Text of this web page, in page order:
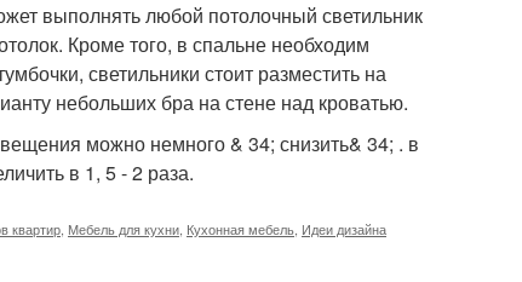
выполнять любой потолочный светильник
Кроме того, в спальне необходим
светильники стоит разместить на
небольших бра на стене над кроватью.
можно немного & 34; снизить& 34; . в
в 1, 5 - 2 раза.
квартир Мебель для кухни Кухонная мебель Идеи дизайна